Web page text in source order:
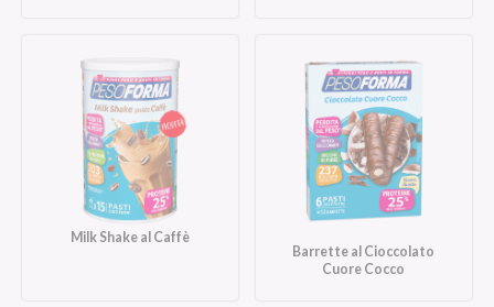
Milk Shake al Caffè
Barrette al Cioccolato
Cuore Cocco